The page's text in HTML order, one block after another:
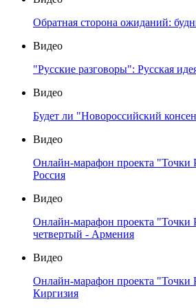
Обратная сторона ожиданий:
Видео
"Русские разговоры": Русская
Видео
Будет ли "Новороссийский
Видео
Онлайн-марафон проекта "Точки
Россия
Видео
Онлайн-марафон проекта "Точки
четвертый - Армения
Видео
Онлайн-марафон проекта "Точки
Киргизия